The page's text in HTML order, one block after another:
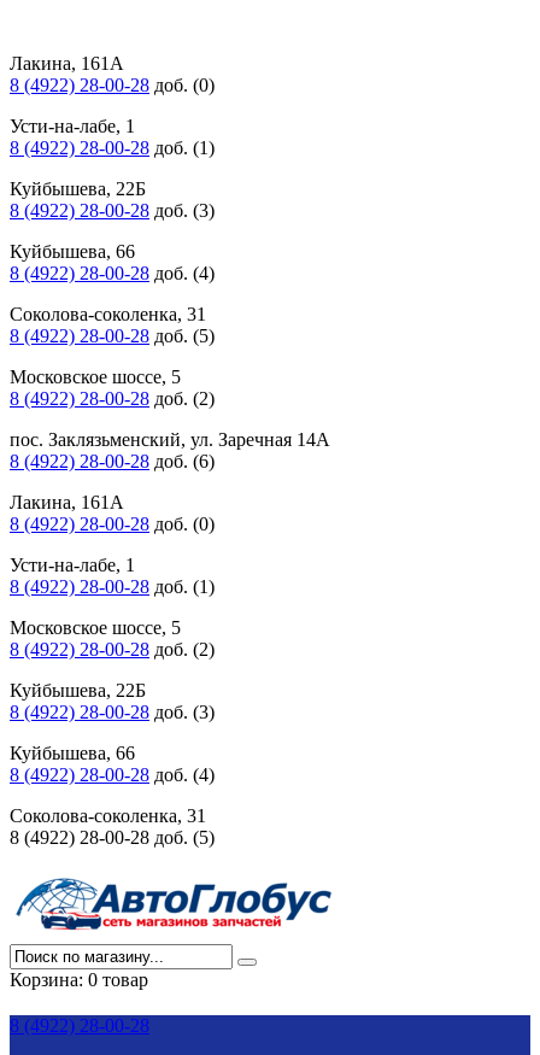
Лакина, 161А
8 (4922) 28-00-28 доб. (0)
Усти-на-лабе, 1
8 (4922) 28-00-28 доб. (1)
Куйбышева, 22Б
8 (4922) 28-00-28 доб. (3)
Куйбышева, 66
8 (4922) 28-00-28 доб. (4)
Соколова-соколенка, 31
8 (4922) 28-00-28 доб. (5)
Московское шоссе, 5
8 (4922) 28-00-28 доб. (2)
пос. Заклязьменский, ул. Заречная 14А
8 (4922) 28-00-28 доб. (6)
Лакина, 161А
8 (4922) 28-00-28 доб. (0)
Усти-на-лабе, 1
8 (4922) 28-00-28 доб. (1)
Московское шоссе, 5
8 (4922) 28-00-28 доб. (2)
Куйбышева, 22Б
8 (4922) 28-00-28 доб. (3)
Куйбышева, 66
8 (4922) 28-00-28 доб. (4)
Соколова-соколенка, 31
8 (4922) 28-00-28 доб. (5)
Корзина: 0 товар
8 (4922) 28-00-28